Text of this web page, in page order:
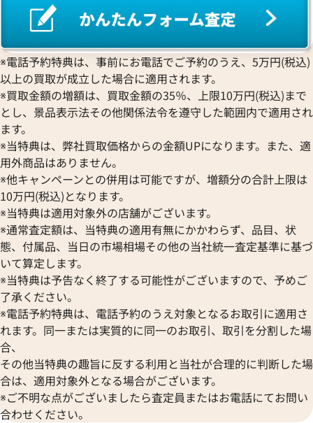
※電話予約特典は、事前にお電話でご予約のうえ、5万円(税込)
以上の買取が成立した場合に適用されます。
※買取金額の増額は、買取金額の35％、上限10万円(税込)まで
とし、景品表示法その他関係法令を遵守した範囲内で適用され
ます。
※当特典は、弊社買取価格からの金額UPになります。また、適
用外商品はありません。
※他キャンペーンとの併用は可能ですが、増額分の合計上限は
10万円(税込)となります。
※当特典は適用対象外の店舗がございます。
※通常査定額は、当特典の適用有無にかかわらず、品目、状
態、付属品、当日の市場相場その他の当社統一査定基準に基づ
いて算定します。
※当特典は予告なく終了する可能性がございますので、予めご
了承ください。
※電話予約特典は、電話予約のうえ対象となるお取引に適用さ
れます。同一または実質的に同一のお取引、取引を分割した場
合、
その他当特典の趣旨に反する利用と当社が合理的に判断した場
合は、適用対象外となる場合がございます。
※ご不明な点がございましたら査定員またはお電話にてお問い
合わせください。